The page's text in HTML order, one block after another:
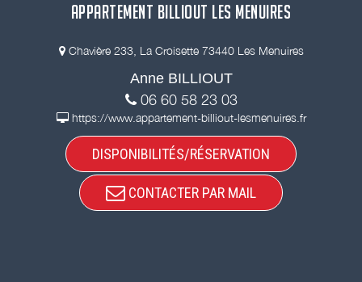
APPARTEMENT BILLIOUT LES MENUIRES
Chavière 233, La Croisette 73440 Les Menuires
Anne BILLIOUT
06 60 58 23 03
https://www.appartement-billiout-lesmenuires.fr
DISPONIBILITÉS/RÉSERVATION
CONTACTER PAR MAIL